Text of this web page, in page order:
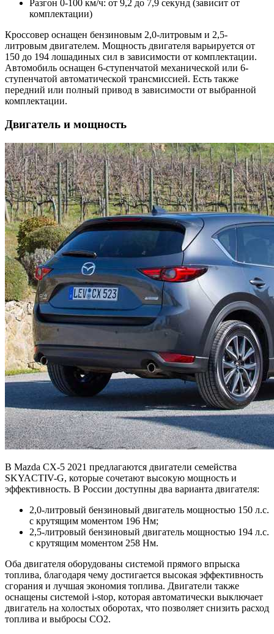
Разгон 0-100 км/ч: от 9,2 до 7,9 секунд (зависит от
комплектации)
Кроссовер оснащен бензиновым 2,0-литровым и 2,5-
литровым двигателем. Мощность двигателя варьируется от
150 до 194 лошадиных сил в зависимости от комплектации.
Автомобиль оснащен 6-ступенчатой механической или 6-
ступенчатой автоматической трансмиссией. Есть также
передний или полный привод в зависимости от выбранной
комплектации.
Двигатель и мощность
В Mazda CX-5 2021 предлагаются двигатели семейства
SKYACTIV-G, которые сочетают высокую мощность и
эффективность. В России доступны два варианта двигателя:
2,0-литровый бензиновый двигатель мощностью 150 л.с.
с крутящим моментом 196 Нм;
2,5-литровый бензиновый двигатель мощностью 194 л.с.
с крутящим моментом 258 Нм.
Оба двигателя оборудованы системой прямого впрыска
топлива, благодаря чему достигается высокая эффективность
сгорания и лучшая экономия топлива. Двигатели также
оснащены системой i-stop, которая автоматически выключает
двигатель на холостых оборотах, что позволяет снизить расход
топлива и выбросы CO2.